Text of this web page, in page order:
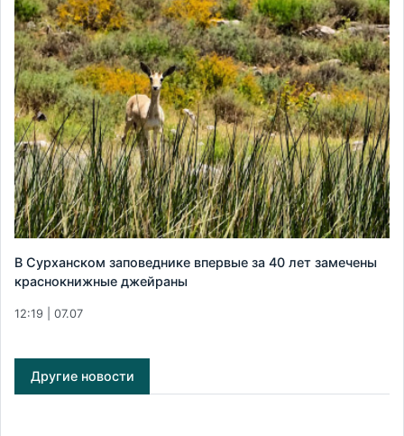
В Сурханском заповеднике впервые за 40 лет замечены
краснокнижные джейраны
12:19 | 07.07
Другие новости